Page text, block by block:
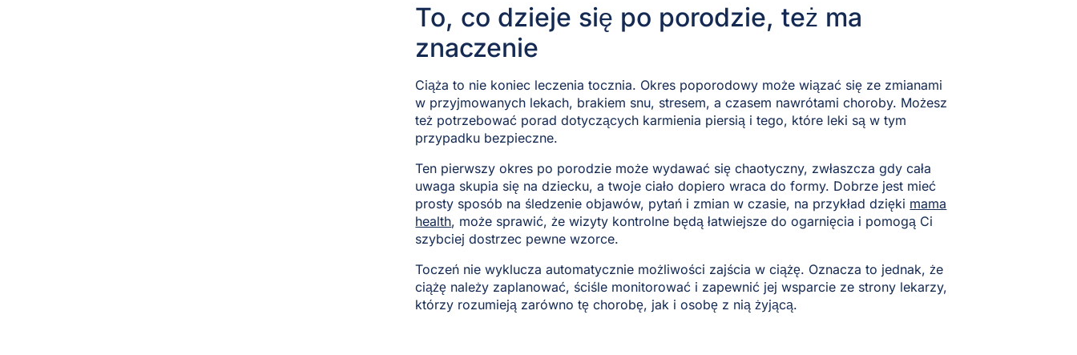
To, co dzieje się po porodzie, też ma
znaczenie
Ciąża to nie koniec leczenia tocznia. Okres poporodowy może wiązać się ze zmianami
w przyjmowanych lekach, brakiem snu, stresem, a czasem nawrótami choroby. Możesz
też potrzebować porad dotyczących karmienia piersią i tego, które leki są w tym
przypadku bezpieczne.
Ten pierwszy okres po porodzie może wydawać się chaotyczny, zwłaszcza gdy cała
uwaga skupia się na dziecku, a twoje ciało dopiero wraca do formy. Dobrze jest mieć
prosty sposób na śledzenie objawów, pytań i zmian w czasie, na przykład dzięki mama
health, może sprawić, że wizyty kontrolne będą łatwiejsze do ogarnięcia i pomogą Ci
szybciej dostrzec pewne wzorce.
Toczeń nie wyklucza automatycznie możliwości zajścia w ciążę. Oznacza to jednak, że
ciążę należy zaplanować, ściśle monitorować i zapewnić jej wsparcie ze strony lekarzy,
którzy rozumieją zarówno tę chorobę, jak i osobę z nią żyjącą.